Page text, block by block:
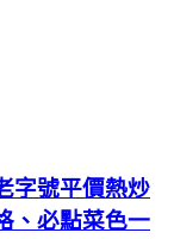
字號平價熱炒
、必點菜色一